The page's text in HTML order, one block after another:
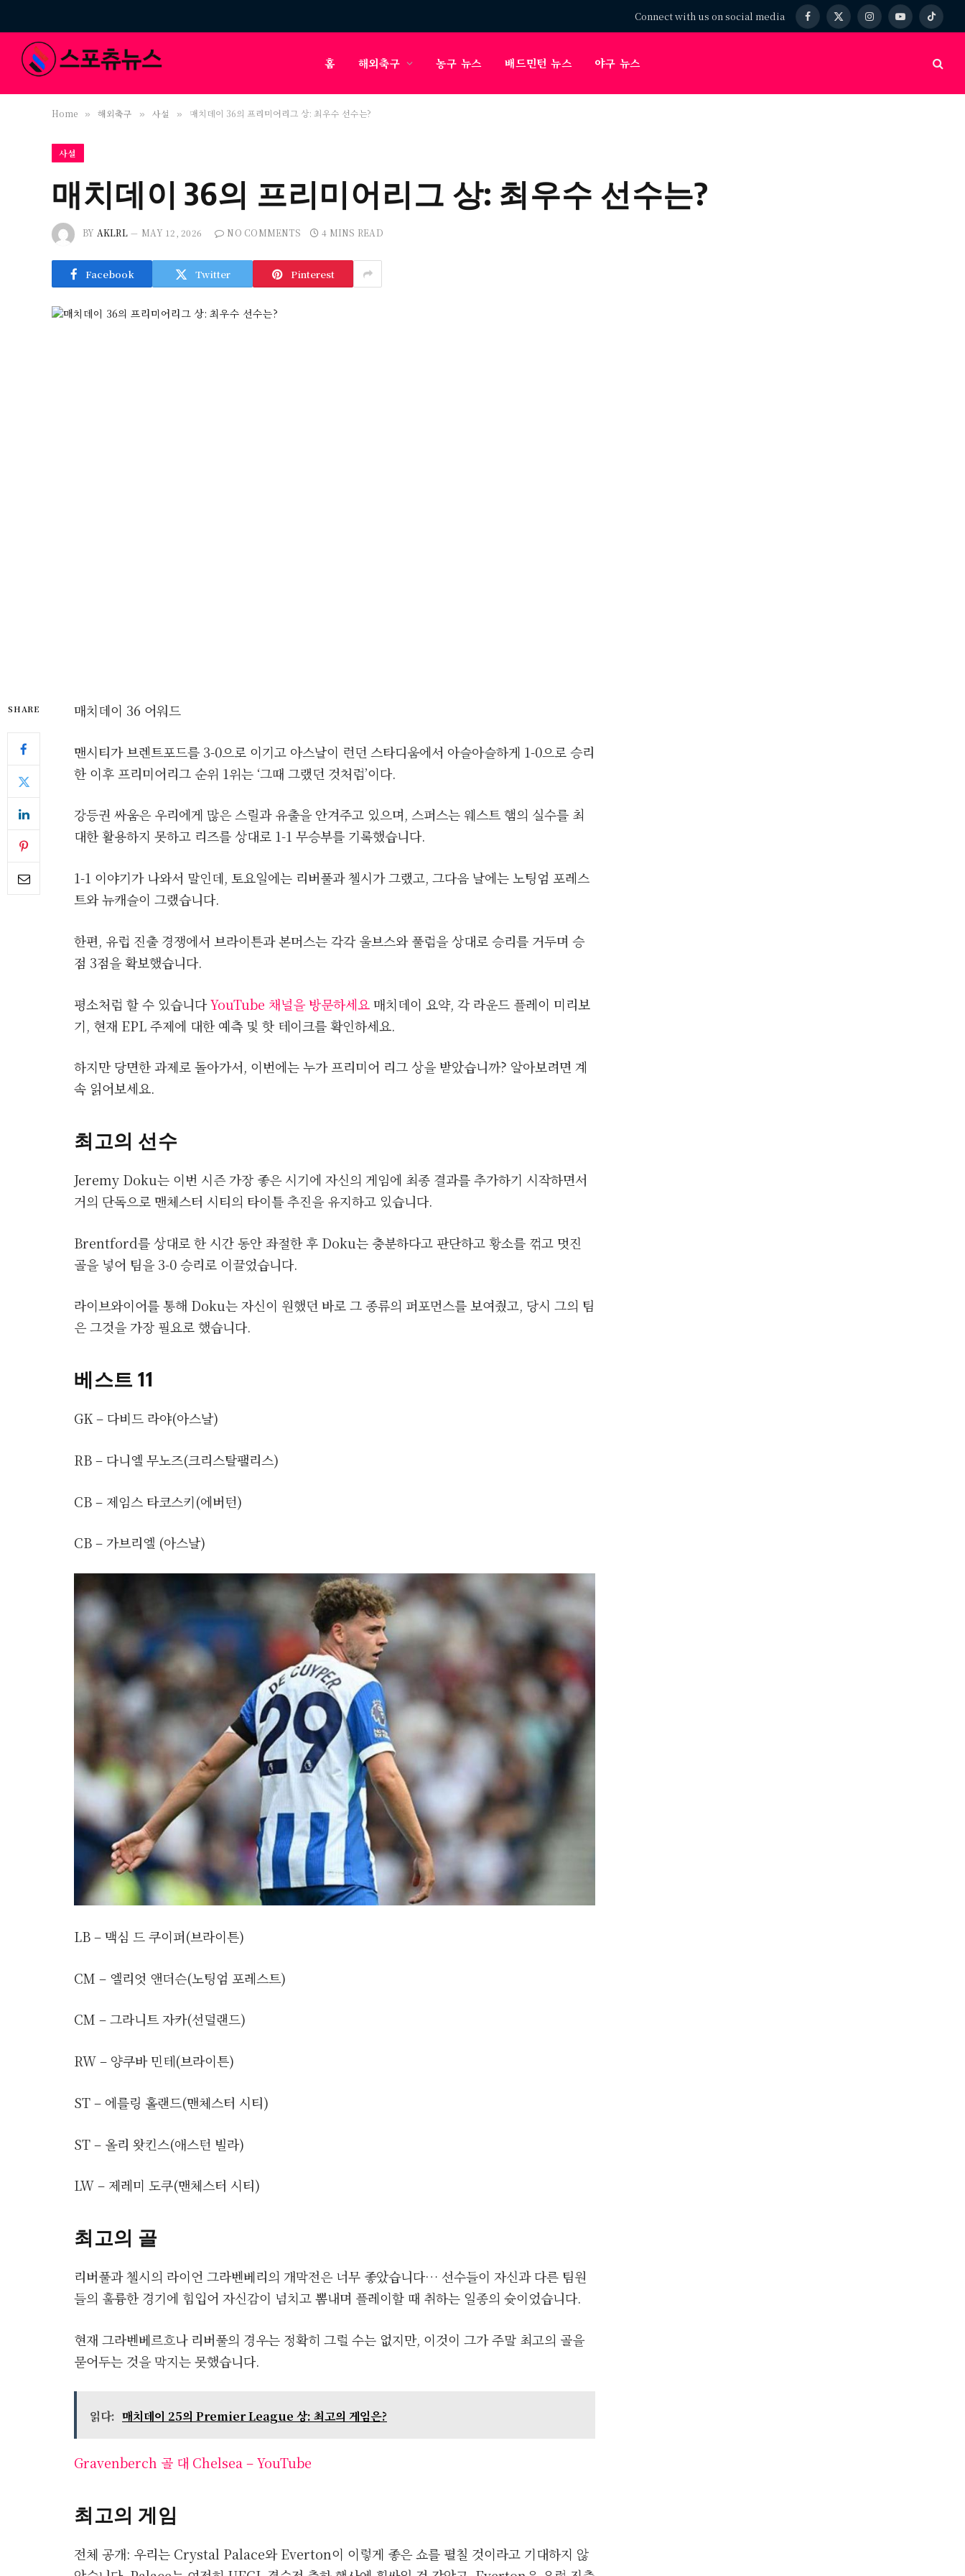
Connect with us on social media Facebook
X
InstagramYouTubeTikTok
홈 해외축구 농구 뉴스 배드민턴 뉴스 야구 뉴스
Home » 해외축구 » 사설 » 매치데이 36의 프리미어리그 상: 최우수 선수는?
사설
매치데이 36의 프리미어리그 상: 최우수 선수는?
BY AKLRL MAY 12, 2026 NO COMMENTS 4 MINS READ
Facebook Twitter Pinterest
SHARE 매치데이 36 어워드
맨시티가 브렌트포드를 3-0으로 이기고 아스날이 런던 스타디움에서 아슬아슬하게 1-0으로 승리
한 이후 프리미어리그 순위 1위는 ‘그때 그랬던 것처럼’이다.
강등권 싸움은 우리에게 많은 스릴과 유출을 안겨주고 있으며, 스퍼스는 웨스트 햄의 실수를 최
대한 활용하지 못하고 리즈를 상대로 1-1 무승부를 기록했습니다.
1-1 이야기가 나와서 말인데, 토요일에는 리버풀과 첼시가 그랬고, 그다음 날에는 노팅엄 포레스
트와 뉴캐슬이 그랬습니다.
한편, 유럽 진출 경쟁에서 브라이튼과 본머스는 각각 울브스와 풀럼을 상대로 승리를 거두며 승
점 3점을 확보했습니다.
평소처럼 할 수 있습니다YouTube 채널을 방문하세요 매치데이 요약, 각 라운드 플레이 미리보
기, 현재 EPL 주제에 대한 예측 및 핫 테이크를 확인하세요.
하지만 당면한 과제로 돌아가서, 이번에는 누가 프리미어 리그 상을 받았습니까? 알아보려면 계
속 읽어보세요.
최고의 선수
Jeremy Doku는 이번 시즌 가장 좋은 시기에 자신의 게임에 최종 결과를 추가하기 시작하면서
거의 단독으로 맨체스터 시티의 타이틀 추진을 유지하고 있습니다.
Brentford를 상대로 한 시간 동안 좌절한 후 Doku는 충분하다고 판단하고 황소를 꺾고 멋진
골을 넣어 팀을 3-0 승리로 이끌었습니다.
라이브와이어를 통해 Doku는 자신이 원했던 바로 그 종류의 퍼포먼스를 보여줬고, 당시 그의 팀
은 그것을 가장 필요로 했습니다.
베스트 11
GK – 다비드 라야(아스날)
RB – 다니엘 무노즈(크리스탈팰리스)
CB – 제임스 타코스키(에버턴)
CB – 가브리엘 (아스날)
LB – 맥심 드 쿠이퍼(브라이튼)
CM – 엘리엇 앤더슨(노팅엄 포레스트)
CM – 그라니트 자카(선덜랜드)
RW – 양쿠바 민테(브라이튼)
ST – 에를링 홀랜드(맨체스터 시티)
ST – 올리 왓킨스(애스턴 빌라)
LW – 제레미 도쿠(맨체스터 시티)
최고의 골
리버풀과 첼시의 라이언 그라벤베리의 개막전은 너무 좋았습니다… 선수들이 자신과 다른 팀원
들의 훌륭한 경기에 힘입어 자신감이 넘치고 뽐내며 플레이할 때 취하는 일종의 슛이었습니다.
현재 그라벤베르흐나 리버풀의 경우는 정확히 그럴 수는 없지만, 이것이 그가 주말 최고의 골을
묻어두는 것을 막지는 못했습니다.
읽다: 매치데이 25의 Premier League 상: 최고의 게임은?
Gravenberch 골 대 Chelsea – YouTube
최고의 게임
전체 공개: 우리는 Crystal Palace와 Everton이 이렇게 좋은 쇼를 펼칠 것이라고 기대하지 않